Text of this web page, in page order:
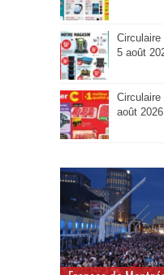
Circulaire
5 août
août 2026